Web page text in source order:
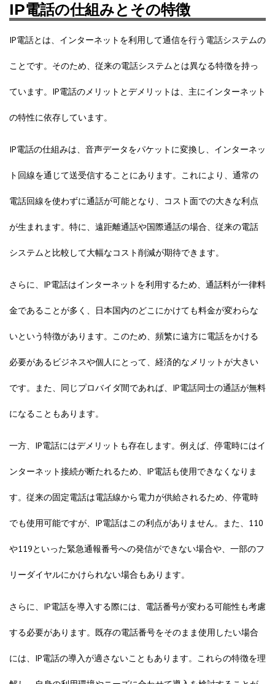
IP電話の仕組みとその特徴
IP電話とは、インターネットを利用して通信を行う電話システムの
ことです。そのため、従来の電話システムとは異なる特徴を持っ
ています。IP電話のメリットとデメリットは、主にインターネット
の特性に依存しています。
IP電話の仕組みは、音声データをパケットに変換し、インターネッ
ト回線を通じて送受信することにあります。これにより、通常の
電話回線を使わずに通話が可能となり、コスト面での大きな利点
が生まれます。特に、遠距離通話や国際通話の場合、従来の電話
システムと比較して大幅なコスト削減が期待できます。
さらに、IP電話はインターネットを利用するため、通話料が一律料
金であることが多く、日本国内のどこにかけても料金が変わらな
いという特徴があります。このため、頻繁に遠方に電話をかける
必要があるビジネスや個人にとって、経済的なメリットが大きい
です。また、同じプロバイダ間であれば、IP電話同士の通話が無料
になることもあります。
一方、IP電話にはデメリットも存在します。例えば、停電時にはイ
ンターネット接続が断たれるため、IP電話も使用できなくなりま
す。従来の固定電話は電話線から電力が供給されるため、停電時
でも使用可能ですが、IP電話はこの利点がありません。また、110
や119といった緊急通報番号への発信ができない場合や、一部のフ
リーダイヤルにかけられない場合もあります。
さらに、IP電話を導入する際には、電話番号が変わる可能性も考慮
する必要があります。既存の電話番号をそのまま使用したい場合
には、IP電話の導入が適さないこともあります。これらの特徴を理